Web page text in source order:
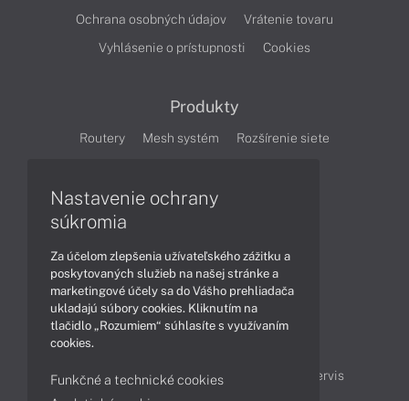
Ochrana osobných údajov
Vrátenie tovaru
Vyhlásenie o prístupnosti
Cookies
Produkty
Routery Mesh systém
Rozšírenie siete
Produkty Technológie
Obsah
Možnosti doručenia a platby
Podpora a servis
Nastavenie ochrany
súkromia
Za účelom zlepšenia užívateľského zážitku a
poskytovaných služieb na našej stránke a
marketingové účely sa do Vášho prehliadača
ukladajú súbory cookies. Kliknutím na
tlačidlo „Rozumiem“ súhlasíte s využívaním
cookies.
Funkčné a technické cookies